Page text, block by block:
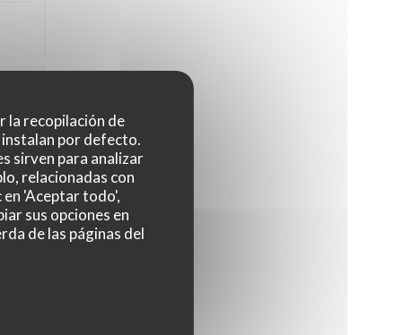
la recopilación de
instalan por defecto.
sirven para analizar
relacionadas con
'Aceptar todo',
sus opciones en
de las páginas del